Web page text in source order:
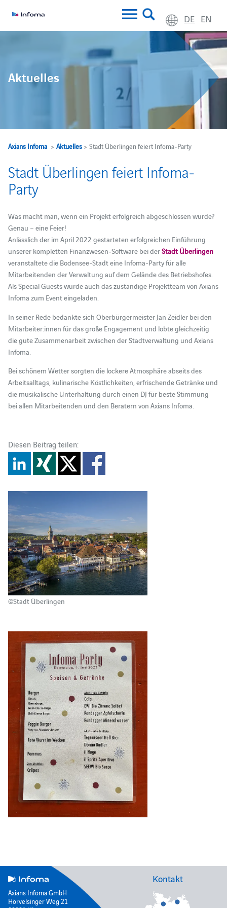
DE EN
Aktuelles
Axians Infoma> Aktuelles> Stadt Überlingen feiert Infoma-Party
Stadt Überlingen feiert Infoma-
Party
Was macht man, wenn ein Projekt erfolgreich abgeschlossen wurde?
Genau – eine Feier!
Anlässlich der im April 2022 gestarteten erfolgreichen Einführung
unserer kompletten Finanzwesen-Software bei derStadt Überlingen
veranstaltete die Bodensee-Stadt eine Infoma-Party für alle
Mitarbeitenden der Verwaltung auf dem Gelände des Betriebshofes.
Als Special Guests wurde auch das zuständige Projektteam von Axians
Infoma zum Event eingeladen.
In seiner Rede bedankte sich Oberbürgermeister Jan Zeidler bei den
Mitarbeiter:innen für das große Engagement und lobte gleichzeitig
die gute Zusammenarbeit zwischen der Stadtverwaltung und Axians
Infoma.
Bei schönem Wetter sorgten die lockere Atmosphäre abseits des
Arbeitsalltags, kulinarische Köstlichkeiten, erfrischende Getränke und
die musikalische Unterhaltung durch einen DJ für beste Stimmung
bei allen Mitarbeitenden und den Beratern von Axians Infoma.
Diesen Beitrag teilen:
©Stadt Überlingen
Axians Infoma GmbH
Hörvelsinger Weg 21
Kontakt